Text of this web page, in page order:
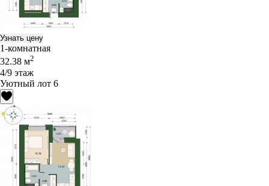
Узнать цену
1-комнатная
32.38 м2
4/9 этаж
Уютный лот 6